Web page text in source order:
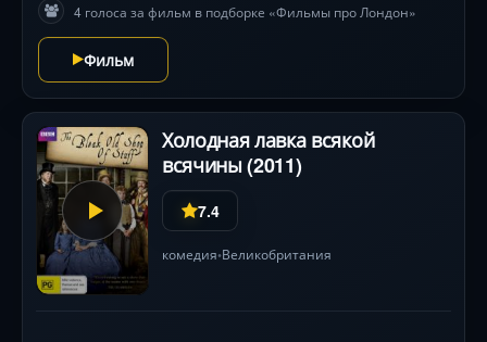
усиливает напряжение. Фильм-предупреждение о
цене одной ошибки.
4 голоса за фильм в подборке «Фильмы про Лондон»
Фильм
Холодная лавка всякой
всячины (2011)
7.4
комедия•Великобритания